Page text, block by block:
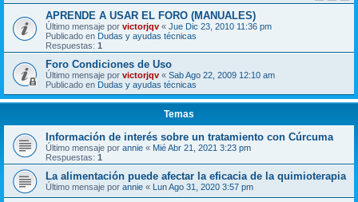
APRENDE A USAR EL FORO (MANUALES)
Último mensaje por victorjqv « Jue Dic 23, 2010 11:36 pm
Publicado en Dudas y ayudas técnicas
Respuestas: 1
Foro Condiciones de Uso
Último mensaje por victorjqv « Sab Ago 22, 2009 12:10 am
Publicado en Dudas y ayudas técnicas
Temas
Información de interés sobre un tratamiento con Cúrcuma
Último mensaje por annie « Mié Abr 21, 2021 3:23 pm
Respuestas: 1
La alimentación puede afectar la eficacia de la quimioterapia
Último mensaje por annie « Lun Ago 31, 2020 3:57 pm